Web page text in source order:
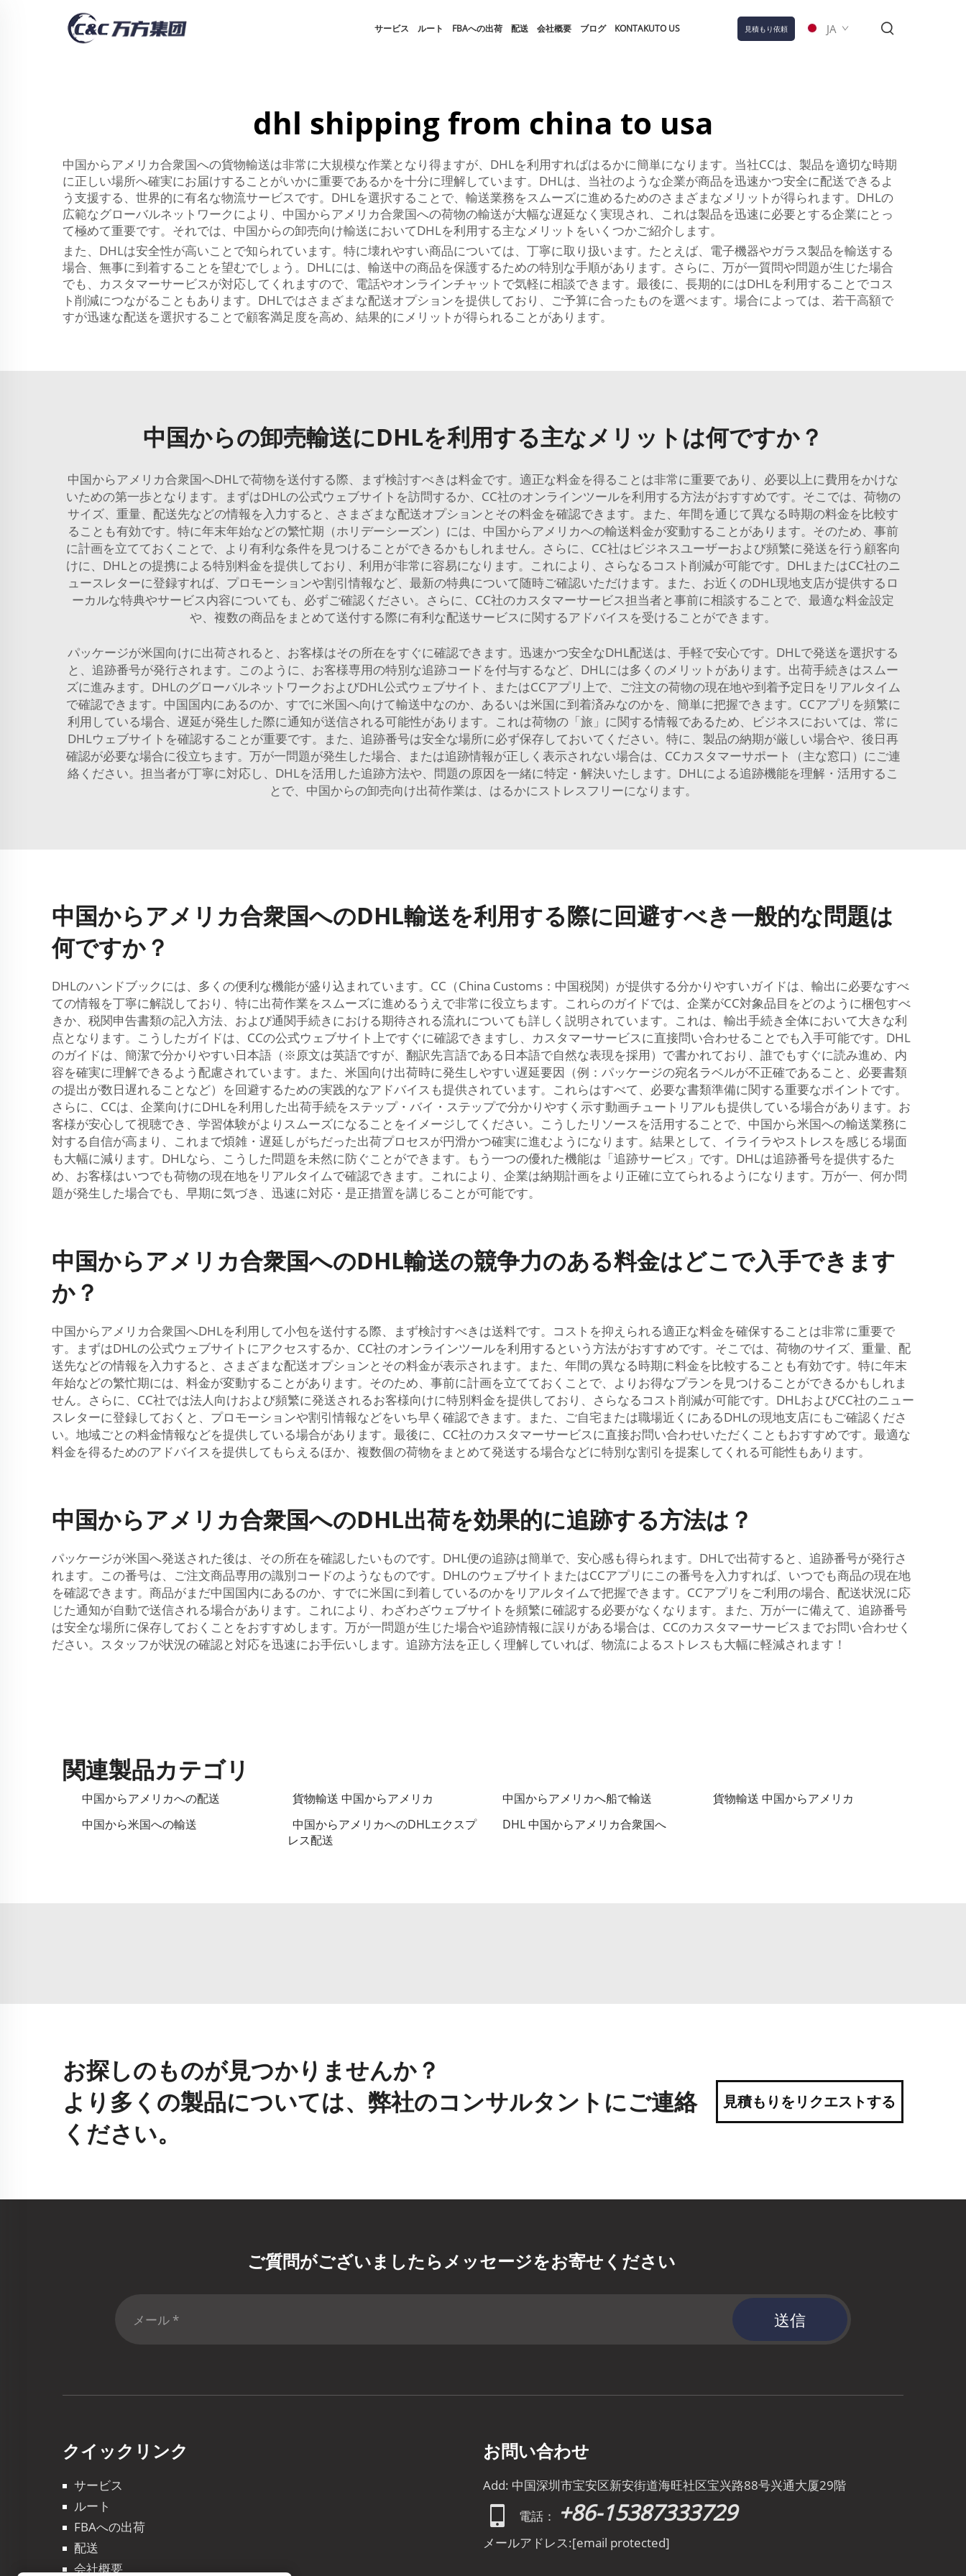
サービス ルート FBAへの出荷 配送 会社概要 ブログ KONTAKUTO US 見積もり依頼 JA
dhl shipping from china to usa
中国からアメリカ合衆国への貨物輸送は非常に大規模な作業となり得ますが、DHLを利用すればはるかに簡単になります。当社CCは、製品を適切な時期
に正しい場所へ確実にお届けすることがいかに重要であるかを十分に理解しています。DHLは、当社のような企業が商品を迅速かつ安全に配送できるよ
う支援する、世界的に有名な物流サービスです。DHLを選択することで、輸送業務をスムーズに進めるためのさまざまなメリットが得られます。DHLの
広範なグローバルネットワークにより、中国からアメリカ合衆国への荷物の輸送が大幅な遅延なく実現され、これは製品を迅速に必要とする企業にとっ
て極めて重要です。それでは、中国からの卸売向け輸送においてDHLを利用する主なメリットをいくつかご紹介します。
また、DHLは安全性が高いことで知られています。特に壊れやすい商品については、丁寧に取り扱います。たとえば、電子機器やガラス製品を輸送する
場合、無事に到着することを望むでしょう。DHLには、輸送中の商品を保護するための特別な手順があります。さらに、万が一質問や問題が生じた場合
でも、カスタマーサービスが対応してくれますので、電話やオンラインチャットで気軽に相談できます。最後に、長期的にはDHLを利用することでコス
ト削減につながることもあります。DHLではさまざまな配送オプションを提供しており、ご予算に合ったものを選べます。場合によっては、若干高額で
すが迅速な配送を選択することで顧客満足度を高め、結果的にメリットが得られることがあります。
中国からの卸売輸送にDHLを利用する主なメリットは何ですか？
中国からアメリカ合衆国へDHLで荷物を送付する際、まず検討すべきは料金です。適正な料金を得ることは非常に重要であり、必要以上に費用をかけな
いための第一歩となります。まずはDHLの公式ウェブサイトを訪問するか、CC社のオンラインツールを利用する方法がおすすめです。そこでは、荷物の
サイズ、重量、配送先などの情報を入力すると、さまざまな配送オプションとその料金を確認できます。また、年間を通じて異なる時期の料金を比較す
ることも有効です。特に年末年始などの繁忙期（ホリデーシーズン）には、中国からアメリカへの輸送料金が変動することがあります。そのため、事前
に計画を立てておくことで、より有利な条件を見つけることができるかもしれません。さらに、CC社はビジネスユーザーおよび頻繁に発送を行う顧客向
けに、DHLとの提携による特別料金を提供しており、利用が非常に容易になります。これにより、さらなるコスト削減が可能です。DHLまたはCC社のニ
ュースレターに登録すれば、プロモーションや割引情報など、最新の特典について随時ご確認いただけます。また、お近くのDHL現地支店が提供するロ
ーカルな特典やサービス内容についても、必ずご確認ください。さらに、CC社のカスタマーサービス担当者と事前に相談することで、最適な料金設定
や、複数の商品をまとめて送付する際に有利な配送サービスに関するアドバイスを受けることができます。
パッケージが米国向けに出荷されると、お客様はその所在をすぐに確認できます。迅速かつ安全なDHL配送は、手軽で安心です。DHLで発送を選択する
と、追跡番号が発行されます。このように、お客様専用の特別な追跡コードを付与するなど、DHLには多くのメリットがあります。出荷手続きはスムー
ズに進みます。DHLのグローバルネットワークおよびDHL公式ウェブサイト、またはCCアプリ上で、ご注文の荷物の現在地や到着予定日をリアルタイム
で確認できます。中国国内にあるのか、すでに米国へ向けて輸送中なのか、あるいは米国に到着済みなのかを、簡単に把握できます。CCアプリを頻繁に
利用している場合、遅延が発生した際に通知が送信される可能性があります。これは荷物の「旅」に関する情報であるため、ビジネスにおいては、常に
DHLウェブサイトを確認することが重要です。また、追跡番号は安全な場所に必ず保存しておいてください。特に、製品の納期が厳しい場合や、後日再
確認が必要な場合に役立ちます。万が一問題が発生した場合、または追跡情報が正しく表示されない場合は、CCカスタマーサポート（主な窓口）にご連
絡ください。担当者が丁寧に対応し、DHLを活用した追跡方法や、問題の原因を一緒に特定・解決いたします。DHLによる追跡機能を理解・活用するこ
とで、中国からの卸売向け出荷作業は、はるかにストレスフリーになります。
中国からアメリカ合衆国へのDHL輸送を利用する際に回避すべき一般的な問題は
何ですか？
DHLのハンドブックには、多くの便利な機能が盛り込まれています。CC（China Customs：中国税関）が提供する分かりやすいガイドは、輸出に必要なすべ
ての情報を丁寧に解説しており、特に出荷作業をスムーズに進めるうえで非常に役立ちます。これらのガイドでは、企業がCC対象品目をどのように梱包すべ
きか、税関申告書類の記入方法、および通関手続きにおける期待される流れについても詳しく説明されています。これは、輸出手続き全体において大きな利
点となります。こうしたガイドは、CCの公式ウェブサイト上ですぐに確認できますし、カスタマーサービスに直接問い合わせることでも入手可能です。DHL
のガイドは、簡潔で分かりやすい日本語（※原文は英語ですが、翻訳先言語である日本語で自然な表現を採用）で書かれており、誰でもすぐに読み進め、内
容を確実に理解できるよう配慮されています。また、米国向け出荷時に発生しやすい遅延要因（例：パッケージの宛名ラベルが不正確であること、必要書類
の提出が数日遅れることなど）を回避するための実践的なアドバイスも提供されています。これらはすべて、必要な書類準備に関する重要なポイントです。
さらに、CCは、企業向けにDHLを利用した出荷手続をステップ・バイ・ステップで分かりやすく示す動画チュートリアルも提供している場合があります。お
客様が安心して視聴でき、学習体験がよりスムーズになることをイメージしてください。こうしたリソースを活用することで、中国から米国への輸送業務に
対する自信が高まり、これまで煩雑・遅延しがちだった出荷プロセスが円滑かつ確実に進むようになります。結果として、イライラやストレスを感じる場面
も大幅に減ります。DHLなら、こうした問題を未然に防ぐことができます。もう一つの優れた機能は「追跡サービス」です。DHLは追跡番号を提供するた
め、お客様はいつでも荷物の現在地をリアルタイムで確認できます。これにより、企業は納期計画をより正確に立てられるようになります。万が一、何か問
題が発生した場合でも、早期に気づき、迅速に対応・是正措置を講じることが可能です。
中国からアメリカ合衆国へのDHL輸送の競争力のある料金はどこで入手できます
か？
中国からアメリカ合衆国へDHLを利用して小包を送付する際、まず検討すべきは送料です。コストを抑えられる適正な料金を確保することは非常に重要で
す。まずはDHLの公式ウェブサイトにアクセスするか、CC社のオンラインツールを利用するという方法がおすすめです。そこでは、荷物のサイズ、重量、配
送先などの情報を入力すると、さまざまな配送オプションとその料金が表示されます。また、年間の異なる時期に料金を比較することも有効です。特に年末
年始などの繁忙期には、料金が変動することがあります。そのため、事前に計画を立てておくことで、よりお得なプランを見つけることができるかもしれま
せん。さらに、CC社では法人向けおよび頻繁に発送されるお客様向けに特別料金を提供しており、さらなるコスト削減が可能です。DHLおよびCC社のニュー
スレターに登録しておくと、プロモーションや割引情報などをいち早く確認できます。また、ご自宅または職場近くにあるDHLの現地支店にもご確認くださ
い。地域ごとの料金情報などを提供している場合があります。最後に、CC社のカスタマーサービスに直接お問い合わせいただくこともおすすめです。最適な
料金を得るためのアドバイスを提供してもらえるほか、複数個の荷物をまとめて発送する場合などに特別な割引を提案してくれる可能性もあります。
中国からアメリカ合衆国へのDHL出荷を効果的に追跡する方法は？
パッケージが米国へ発送された後は、その所在を確認したいものです。DHL便の追跡は簡単で、安心感も得られます。DHLで出荷すると、追跡番号が発行さ
れます。この番号は、ご注文商品専用の識別コードのようなものです。DHLのウェブサイトまたはCCアプリにこの番号を入力すれば、いつでも商品の現在地
を確認できます。商品がまだ中国国内にあるのか、すでに米国に到着しているのかをリアルタイムで把握できます。CCアプリをご利用の場合、配送状況に応
じた通知が自動で送信される場合があります。これにより、わざわざウェブサイトを頻繁に確認する必要がなくなります。また、万が一に備えて、追跡番号
は安全な場所に保存しておくことをおすすめします。万が一問題が生じた場合や追跡情報に誤りがある場合は、CCのカスタマーサービスまでお問い合わせく
ださい。スタッフが状況の確認と対応を迅速にお手伝いします。追跡方法を正しく理解していれば、物流によるストレスも大幅に軽減されます！
関連製品カテゴリ
中国からアメリカへの配送 貨物輸送 中国からアメリカ 中国からアメリカへ船で輸送
貨物輸送 中国からアメリカ
中国から米国への輸送
中国からアメリカへのDHLエクスプ
レス配送
DHL 中国からアメリカ合衆国へ
お探しのものが見つかりませんか？
より多くの製品については、弊社のコンサルタントにご連絡
ください。
見積もりをリクエストする
ご質問がございましたらメッセージをお寄せください
送信
クイックリンク
サービス
ルート
FBAへの出荷
配送
会社概要
お問い合わせ
Add: 中国深圳市宝安区新安街道海旺社区宝兴路88号兴通大厦29階
電話：
+86-15387333729
メールアドレス:[email protected]